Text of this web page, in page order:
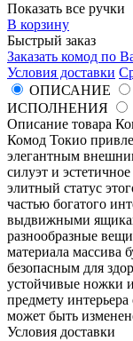
Показать все ручки
В корзину
Быстрый заказ
Заказать комод по
Условия доставки
ОПИСАНИЕ
ИСПОЛНЕНИЯ
Описание товара
Комод Токио
элегантным
силуэт и
элитный статус
частью богатого
выдвижными
разнообразные
материала массива
безопасным для
устойчивые ножки
предмету
может быть
Условия доставки